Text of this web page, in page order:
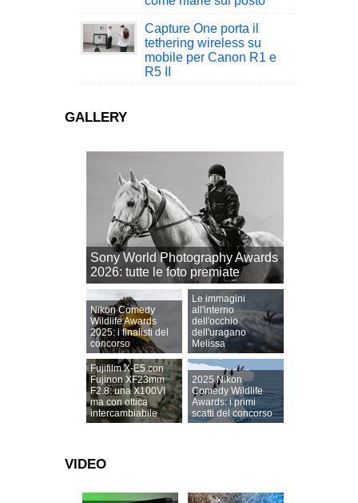
Capture One porta il
tethering wireless su
mobile per Canon R1 e
R5 II
GALLERY
Sony World Photography Awards
2026: tutte le foto premiate
Nikon Comedy
Wildlife Awards
2025: i finalisti del
concorso
Le immagini
all'interno
dell'occhio
dell'uragano
Melissa
Fujifilm X-E5 con
Fujinon XF23mm
F2.8: una X100VI
ma con ottica
intercambiabile
2025 Nikon
Comedy Wildlife
Awards: i primi
scatti del concorso
VIDEO